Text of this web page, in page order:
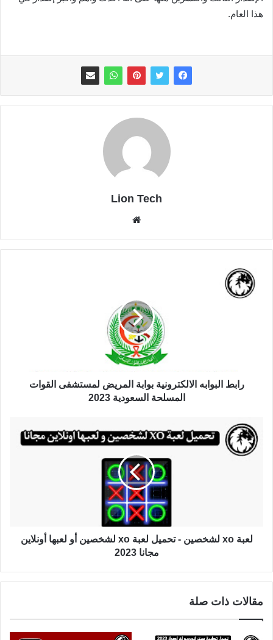
هذا العام.
Lion Tech
رابط البوابه الالكترونية بوابة المريض لمستشفى القوات
المسلحة السعودية 2023
لعبة xo لشخصين - تحميل لعبة xo لشخصين أو لعبها أونلاين
مجانا 2023
مقالات ذات صلة